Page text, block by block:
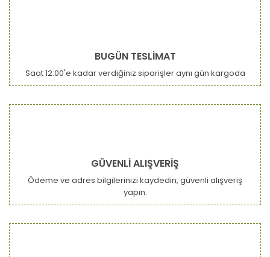
BUGÜN TESLİMAT
Saat 12:00'e kadar verdiğiniz siparişler aynı gün kargoda
GÜVENLİ ALIŞVERİŞ
Ödeme ve adres bilgilerinizi kaydedin, güvenli alışveriş
yapın.